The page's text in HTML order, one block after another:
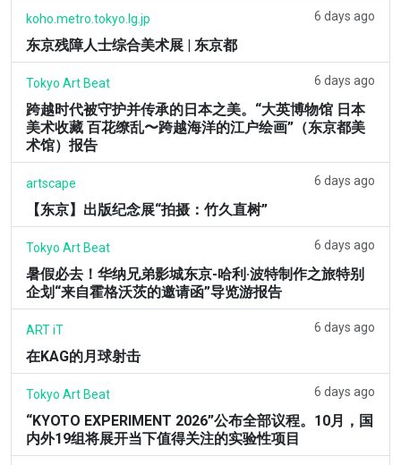
koho.metro.tokyo.lg.jp 6 days ago
东京残障人士综合美术展 | 东京都
Tokyo Art Beat 6 days ago
跨越时代被守护并传承的日本之美。“大英博物馆 日本
美术收藏 百花缭乱〜跨越海洋的江户绘画”（东京都美
术馆）报告
artscape 6 days ago
【东京】出版纪念展“拍摄：竹久直树”
Tokyo Art Beat 6 days ago
暑假必去！华纳兄弟影城东京-哈利·波特制作之旅特别
企划“来自霍格沃茨的邀请函”导览游报告
ART iT 6 days ago
在KAG的月球射击
Tokyo Art Beat 6 days ago
“KYOTO EXPERIMENT 2026”公布全部议程。10月，国
内外19组将展开当下值得关注的实验性项目